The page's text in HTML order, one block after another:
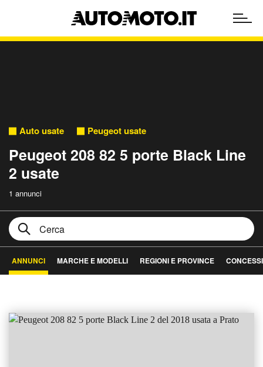
Auto usate Peugeot usate
Peugeot 208 82 5 porte Black Line
2 usate
1 annunci
ANNUNCI MARCHE E MODELLI REGIONI E PROVINCE